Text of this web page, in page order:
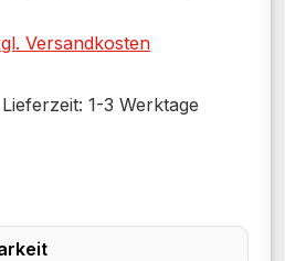
Versandkosten
1-3 Werktage